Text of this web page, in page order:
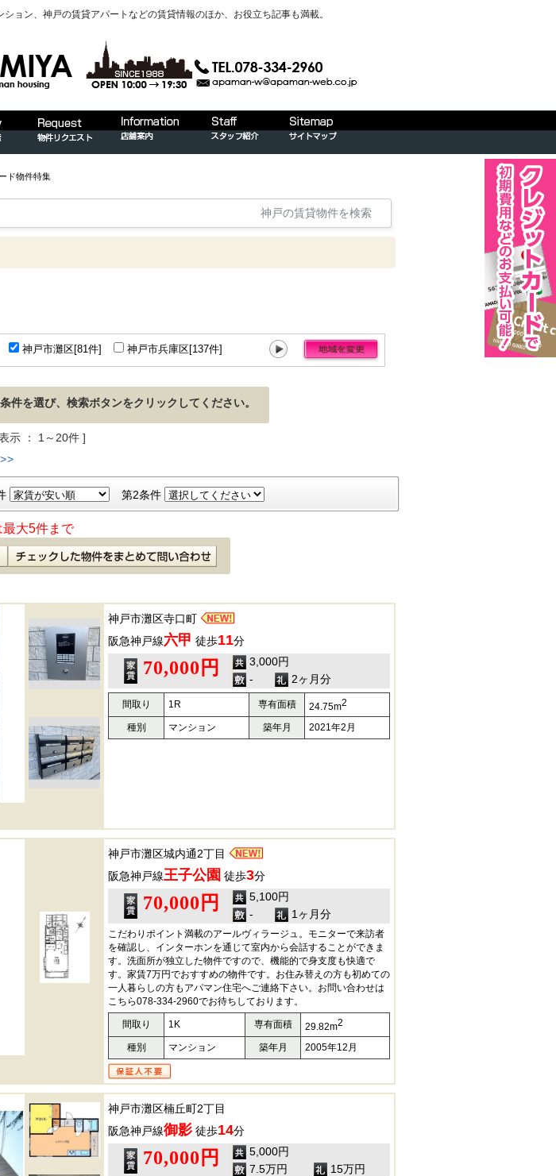
ョン、神戸の賃貸アパートなどの賃貸情報のほか、お役立ち記事も満載。
ド物件特集
神戸の賃貸物件を検索
神戸市灘区[81件] 神戸市兵庫区[137件] 神戸市長田区[36件] 神戸市垂
件を選び、検索ボタンをクリックしてください。
示 ： 1～20件 ]
第2条件
大5件まで
神戸市灘区寺口町
阪急神戸線六甲 徒歩11分
70,000円
3,000円
-
2ヶ月分
間取り 1R 専有面積 24.75m2
種別 マンション 築年月 2021年2月
神戸市灘区城内通2丁目
阪急神戸線王子公園 徒歩3分
70,000円
5,100円
-
1ヶ月分
こだわりポイント満載のアールヴィラージュ。モニターで来訪者
を確認し、インターホンを通じて室内から会話することができま
す。洗面所が独立した物件ですので、機能的で身支度も快適で
す。家賃7万円でおすすめの物件です。お住み替えの方も初めての
一人暮らしの方もアパマン住宅へご連絡下さい。お問い合わせは
こちら078-334-2960でお待ちしております。
間取り 1K 専有面積 29.82m2
種別 マンション 築年月 2005年12月
神戸市灘区楠丘町2丁目
阪急神戸線御影 徒歩14分
70,000円
5,000円
7.5万円
15万円